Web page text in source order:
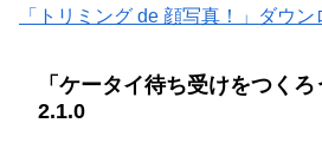
「トリミング de 顔写真！」ダウ
「ケータイ待ち受けをつく
2.1.0